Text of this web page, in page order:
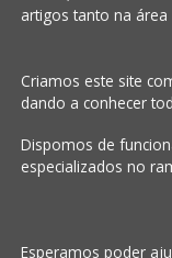
artigos tanto na
Criamos este site
dando a conhecer
Dispomos de
especializados no
Esperamos poder